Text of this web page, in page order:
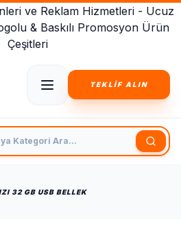
ve Reklam Hizmetleri - Ucuz
& Baskılı Promosyon Ürün
Çeşitleri
TEKLİF ALIN
Kategori Ara
32 GB USB BELLEK